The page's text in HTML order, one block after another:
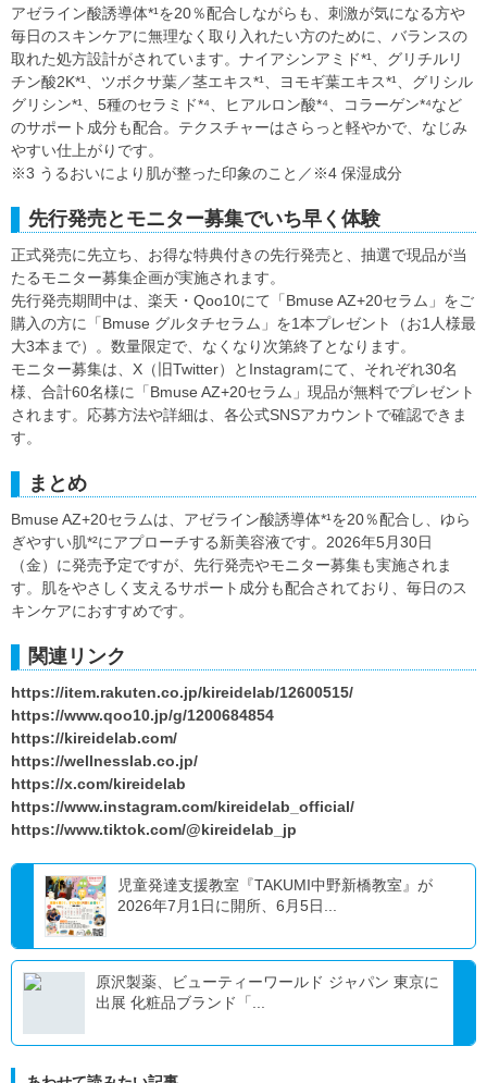
アゼライン酸誘導体*¹を20％配合しながらも、刺激が気になる方や
毎日のスキンケアに無理なく取り入れたい方のために、バランスの
取れた処方設計がされています。ナイアシンアミド*¹、グリチルリ
チン酸2K*¹、ツボクサ葉／茎エキス*¹、ヨモギ葉エキス*¹、グリシル
グリシン*¹、5種のセラミド*⁴、ヒアルロン酸*⁴、コラーゲン*⁴など
のサポート成分も配合。テクスチャーはさらっと軽やかで、なじみ
やすい仕上がりです。
※3 うるおいにより肌が整った印象のこと／※4 保湿成分
先行発売とモニター募集でいち早く体験
正式発売に先立ち、お得な特典付きの先行発売と、抽選で現品が当
たるモニター募集企画が実施されます。
先行発売期間中は、楽天・Qoo10にて「Bmuse AZ+20セラム」をご
購入の方に「Bmuse グルタチセラム」を1本プレゼント（お1人様最
大3本まで）。数量限定で、なくなり次第終了となります。
モニター募集は、X（旧Twitter）とInstagramにて、それぞれ30名
様、合計60名様に「Bmuse AZ+20セラム」現品が無料でプレゼント
されます。応募方法や詳細は、各公式SNSアカウントで確認できま
す。
まとめ
Bmuse AZ+20セラムは、アゼライン酸誘導体*¹を20％配合し、ゆら
ぎやすい肌*²にアプローチする新美容液です。2026年5月30日
（金）に発売予定ですが、先行発売やモニター募集も実施されま
す。肌をやさしく支えるサポート成分も配合されており、毎日のス
キンケアにおすすめです。
関連リンク
https://item.rakuten.co.jp/kireidelab/12600515/
https://www.qoo10.jp/g/1200684854
https://kireidelab.com/
https://wellnesslab.co.jp/
https://x.com/kireidelab
https://www.instagram.com/kireidelab_official/
https://www.tiktok.com/@kireidelab_jp
児童発達支援教室『TAKUMI中野新橋教室』が
2026年7月1日に開所、6月5日...
原沢製薬、ビューティーワールド ジャパン 東京に
出展 化粧品ブランド「...